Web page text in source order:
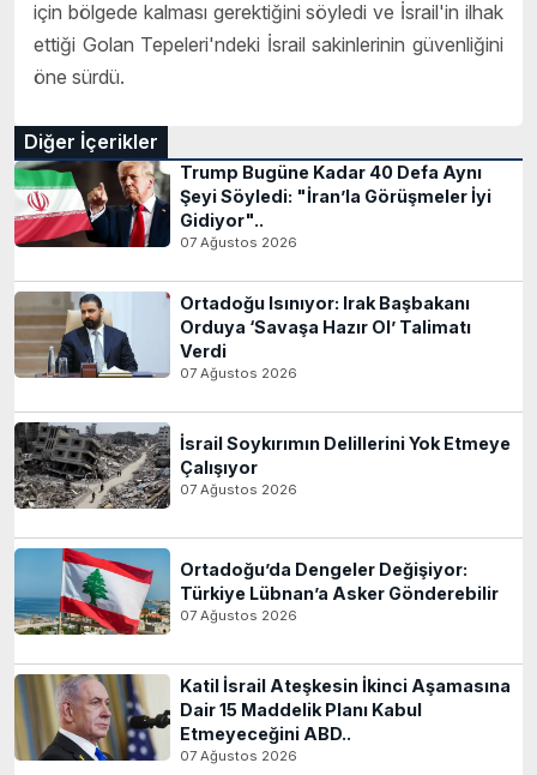
için bölgede kalması gerektiğini söyledi ve İsrail'in ilhak
ettiği Golan Tepeleri'ndeki İsrail sakinlerinin güvenliğini
öne sürdü.
Diğer İçerikler
Trump Bugüne Kadar 40 Defa Aynı
Şeyi Söyledi: "İran’la Görüşmeler İyi
Gidiyor"..
07 Ağustos 2026
Ortadoğu Isınıyor: Irak Başbakanı
Orduya ‘Savaşa Hazır Ol’ Talimatı
Verdi
07 Ağustos 2026
İsrail Soykırımın Delillerini Yok Etmeye
Çalışıyor
07 Ağustos 2026
Ortadoğu’da Dengeler Değişiyor:
Türkiye Lübnan’a Asker Gönderebilir
07 Ağustos 2026
Katil İsrail Ateşkesin İkinci Aşamasına
Dair 15 Maddelik Planı Kabul
Etmeyeceğini ABD..
07 Ağustos 2026